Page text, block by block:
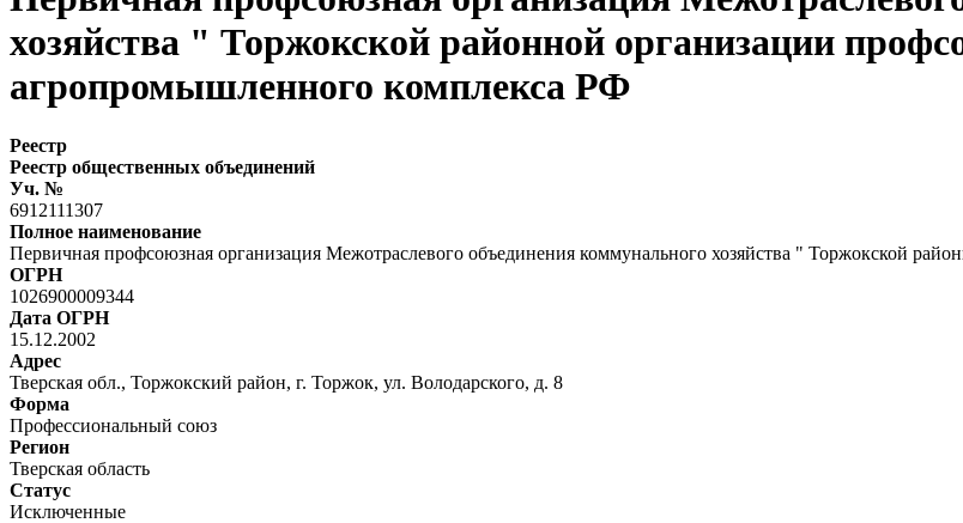
хозяйства " Торжокской районной организации
агропромышленного комплекса РФ
Реестр
Реестр общественных объединений
Уч. №
6912111307
Полное наименование
Первичная профсоюзная организация Межотраслевого объединения коммунального хозяйства " Торжокской
ОГРН
1026900009344
Дата ОГРН
15.12.2002
Адрес
Тверская обл., Торжокский район, г. Торжок, ул. Володарского, д. 8
Форма
Профессиональный союз
Регион
Тверская область
Статус
Исключенные